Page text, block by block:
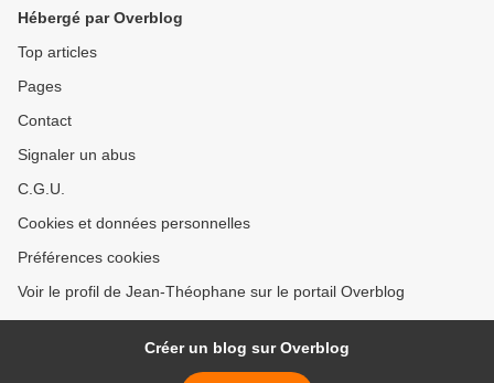
Hébergé par Overblog
Top articles
Pages
Contact
Signaler un abus
C.G.U.
Cookies et données personnelles
Préférences cookies
Voir le profil de Jean-Théophane sur le portail Overblog
Créer un blog sur Overblog